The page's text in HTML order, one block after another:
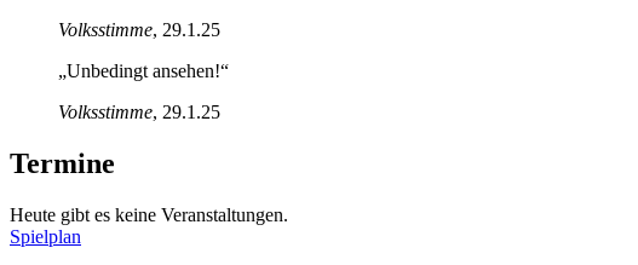
Volksstimme, 29.1.25
„Unbedingt ansehen!“
Volksstimme, 29.1.25
Termine
Heute gibt es keine Veranstaltungen.
Spielplan